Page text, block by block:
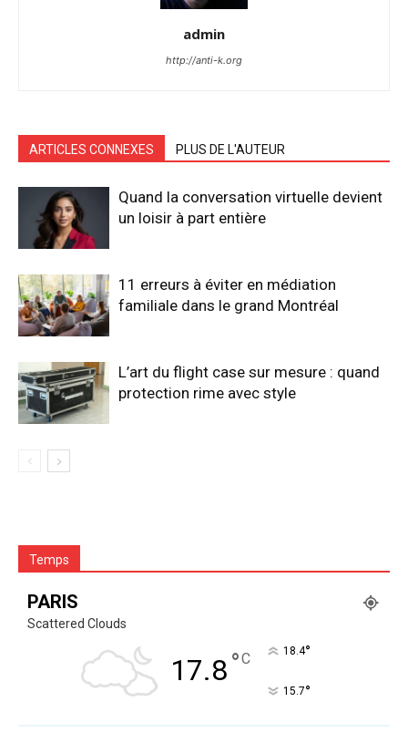
admin
http://anti-k.org
ARTICLES CONNEXES PLUS DE L'AUTEUR
Quand la conversation virtuelle devient
un loisir à part entière
11 erreurs à éviter en médiation
familiale dans le grand Montréal
L’art du flight case sur mesure : quand
protection rime avec style
Temps
PARIS
Scattered Clouds
17.8°C 18.4°
15.7°